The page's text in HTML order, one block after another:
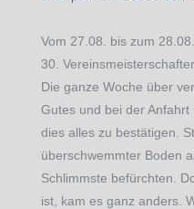
Vom 27.08. bis zum
30.
Die ganze Woche über
Gutes und bei der
dies alles zu bestätigen.
überschwemmter Boden
Schlimmste befürchten.
ist, kam es ganz anders.